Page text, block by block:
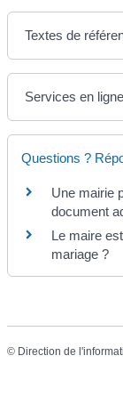
Textes de
Services en
Questions ?
Une mairie
document
Le maire
mariage ?
© Direction de